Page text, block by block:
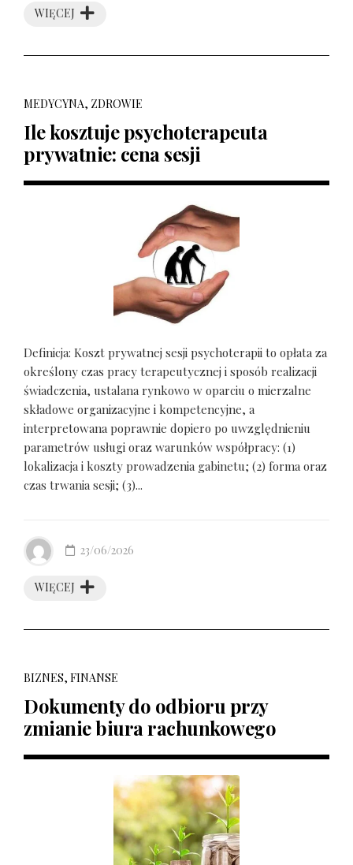
WIĘCEJ
MEDYCYNA, ZDROWIE
Ile kosztuje psychoterapeuta
prywatnie: cena sesji
Definicja: Koszt prywatnej sesji psychoterapii to opłata za
określony czas pracy terapeutycznej i sposób realizacji
świadczenia, ustalana rynkowo w oparciu o mierzalne
składowe organizacyjne i kompetencyjne, a
interpretowana poprawnie dopiero po uwzględnieniu
parametrów usługi oraz warunków współpracy: (1)
lokalizacja i koszty prowadzenia gabinetu; (2) forma oraz
czas trwania sesji; (3)...
WIĘCEJ
23/06/2026
BIZNES, FINANSE
Dokumenty do odbioru przy
zmianie biura rachunkowego